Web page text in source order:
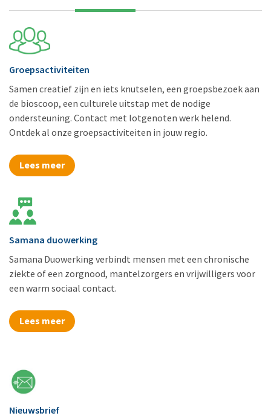
Groepsactiviteiten
Samen creatief zijn en iets knutselen, een groepsbezoek aan
de bioscoop, een culturele uitstap met de nodige
ondersteuning. Contact met lotgenoten werk helend.
Ontdek al onze groepsactiviteiten in jouw regio.
Lees meer
Samana duowerking
Samana Duowerking verbindt mensen met een chronische
ziekte of een zorgnood, mantelzorgers en vrijwilligers voor
een warm sociaal contact.
Lees meer
Nieuwsbrief